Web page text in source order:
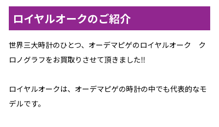
ロイヤルオークのご紹介
世界三大時計のひとつ、オーデマピゲのロイヤルオーク ク
ロノグラフをお買取りさせて頂きました‼
ロイヤルオークは、オーデマピゲの時計の中でも代表的なモ
デルです。